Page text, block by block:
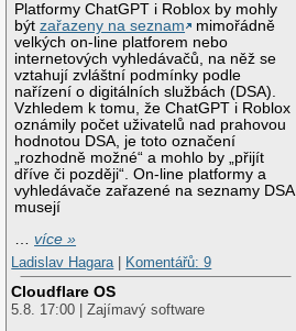
Platformy ChatGPT i Roblox by mohly
býtzařazeny na seznam
mimořádně
velkých on-line platforem nebo
internetových vyhledávačů, na něž se
vztahují zvláštní podmínky podle
nařízení o digitálních službách (DSA).
Vzhledem k tomu, že ChatGPT i Roblox
oznámily počet uživatelů nad prahovou
hodnotou DSA, je toto označení
„rozhodně možné“ a mohlo by „přijít
dříve či později“. On-line platformy a
vyhledávače zařazené na seznamy DSA
musejí
…více »
Ladislav Hagara| Komentářů: 9
Cloudflare OS
5.8. 17:00 | Zajímavý software